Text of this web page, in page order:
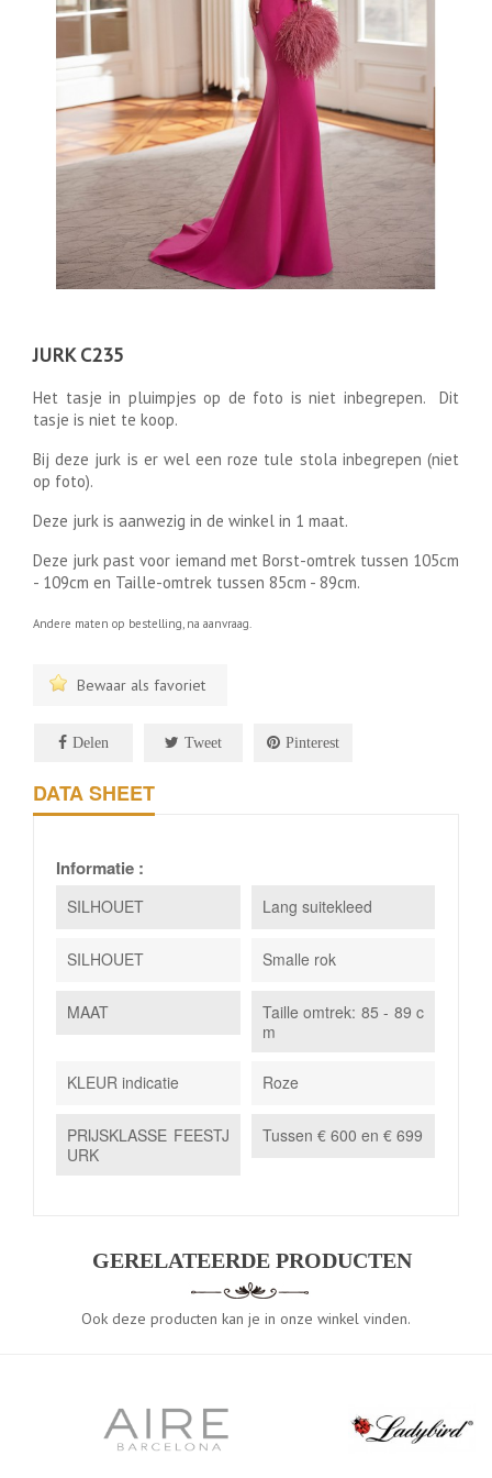
JURK C235
Het tasje in pluimpjes op de foto is niet inbegrepen. Dit
tasje is niet te koop.
Bij deze jurk is er wel een roze tule stola inbegrepen (niet
op foto).
Deze jurk is aanwezig in de winkel in 1 maat.
Deze jurk past voor iemand met Borst-omtrek tussen 105cm
- 109cm en Taille-omtrek tussen 85cm - 89cm.
Andere maten op bestelling, na aanvraag.
Bewaar als favoriet
Delen Tweet Pinterest
DATA SHEET
Informatie :
SILHOUET Lang suitekleed
SILHOUET Smalle rok
MAAT
Taille omtrek: 85 - 89 c
m
KLEUR indicatie Roze
PRIJSKLASSE FEESTJ
URK
Tussen € 600 en € 699
GERELATEERDE PRODUCTEN
Ook deze producten kan je in onze winkel vinden.